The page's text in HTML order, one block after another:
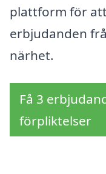
plattform för
erbjudanden
närhet.
Få 3
förpliktelser